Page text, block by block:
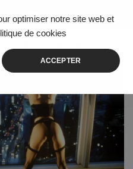
optimiser notre site web et
de cookies
ACCEPTER